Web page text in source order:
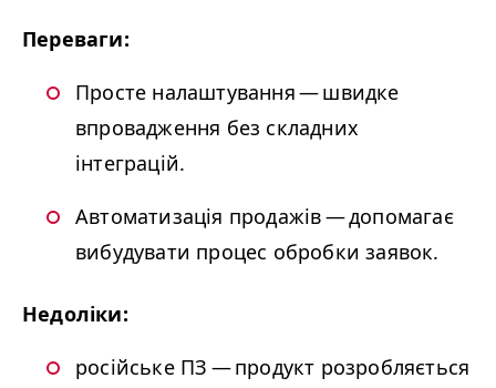
Переваги:
Просте налаштування — швидке
впровадження без складних
інтеграцій.
Автоматизація продажів — допомагає
вибудувати процес обробки заявок.
Недоліки:
російське ПЗ — продукт розробляється